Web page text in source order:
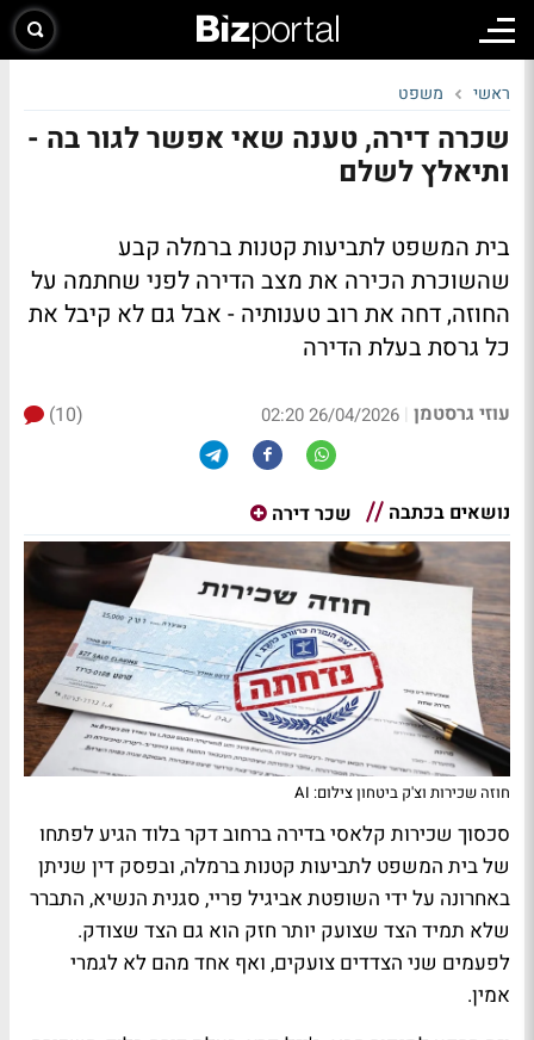
ראשי משפט
שכרה דירה, טענה שאי אפשר לגור בה -
ותיאלץ לשלם
בית המשפט לתביעות קטנות ברמלה קבע
שהשוכרת הכירה את מצב הדירה לפני שחתמה על
החוזה, דחה את רוב טענותיה - אבל גם לא קיבל את
כל גרסת בעלת הדירה
עוזי גרסטמן |
26/04/2026 02:20
(10)
נושאים בכתבה שכר דירה
חוזה שכירות וצ'ק ביטחון צילום: AI
סכסוך שכירות קלאסי בדירה ברחוב דקר בלוד הגיע לפתחו
של בית המשפט לתביעות קטנות ברמלה, ובפסק דין שניתן
באחרונה על ידי השופטת אביגיל פריי, סגנית הנשיא, התברר
שלא תמיד הצד שצועק יותר חזק הוא גם הצד שצודק.
לפעמים שני הצדדים צועקים, ואף אחד מהם לא לגמרי
אמין.